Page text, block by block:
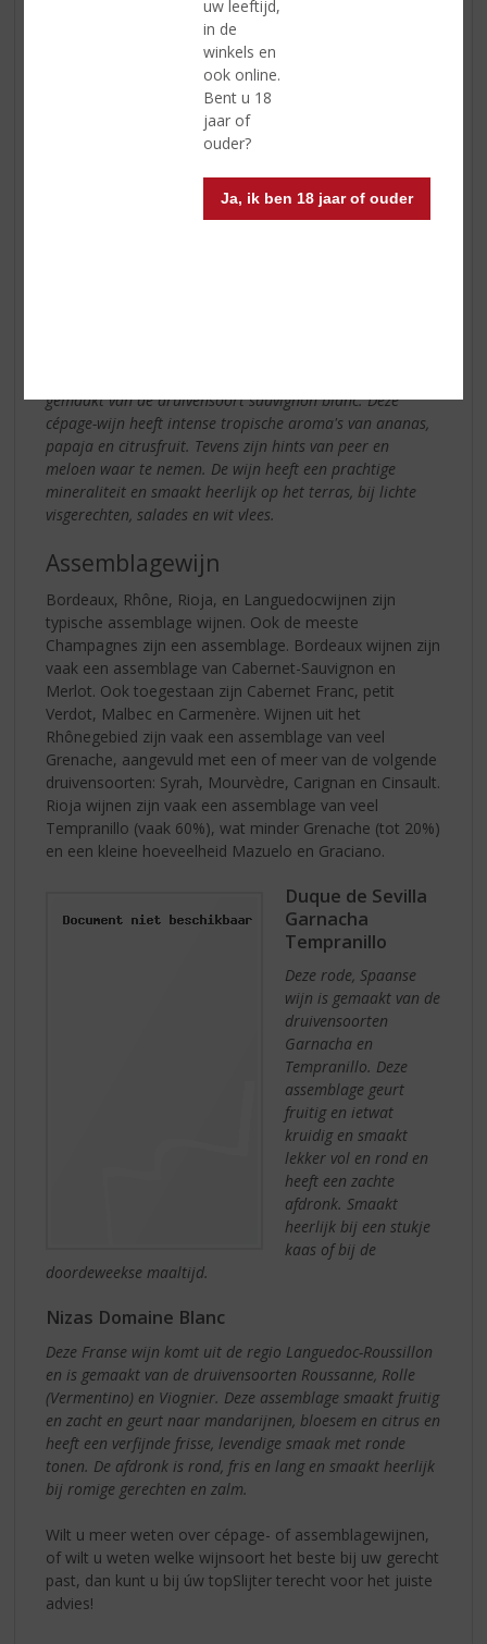
uw leeftijd,
in de
winkels en
ook online.
Bent u 18
jaar of
ouder?
Ja, ik ben 18 jaar of ouder
peper. Dit
kenmerkende pepertje
gemaakt van de druivensoort sauvignon blanc. Deze
cépage-wijn heeft intense tropische aroma's van ananas,
papaja en citrusfruit. Tevens zijn hints van peer en
meloen waar te nemen. De wijn heeft een prachtige
mineraliteit en smaakt heerlijk op het terras, bij lichte
visgerechten, salades en wit vlees.
Assemblagewijn
Bordeaux, Rhône, Rioja, en Languedocwijnen zijn
typische assemblage wijnen. Ook de meeste
Champagnes zijn een assemblage. Bordeaux wijnen zijn
vaak een assemblage van Cabernet-Sauvignon en
Merlot. Ook toegestaan zijn Cabernet Franc, petit
Verdot, Malbec en Carmenère. Wijnen uit het
Rhônegebied zijn vaak een assemblage van veel
Grenache, aangevuld met een of meer van de volgende
druivensoorten: Syrah, Mourvèdre, Carignan en Cinsault.
Rioja wijnen zijn vaak een assemblage van veel
Tempranillo (vaak 60%), wat minder Grenache (tot 20%)
en een kleine hoeveelheid Mazuelo en Graciano.
Duque de Sevilla
Garnacha
Tempranillo
Deze rode, Spaanse
wijn is gemaakt van de
druivensoorten
Garnacha en
Tempranillo. Deze
assemblage geurt
fruitig en ietwat
kruidig en smaakt
lekker vol en rond en
heeft een zachte
afdronk. Smaakt
heerlijk bij een stukje
kaas of bij de
doordeweekse maaltijd.
Nizas Domaine Blanc
Deze Franse wijn komt uit de regio Languedoc-Roussillon
en is gemaakt van de druivensoorten Roussanne, Rolle
(Vermentino) en Viognier. Deze assemblage smaakt fruitig
en zacht en geurt naar mandarijnen, bloesem en citrus en
heeft een verfijnde frisse, levendige smaak met ronde
tonen. De afdronk is rond, fris en lang en smaakt heerlijk
bij romige gerechten en zalm.
Wilt u meer weten over cépage- of assemblagewijnen,
of wilt u weten welke wijnsoort het beste bij uw gerecht
past, dan kunt u bij úw topSlijter terecht voor het juiste
advies!